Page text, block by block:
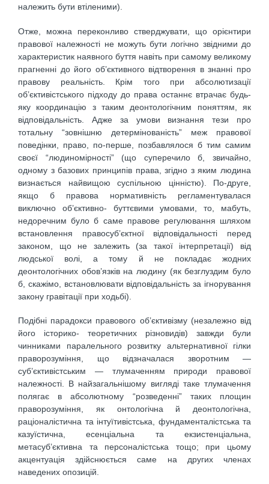
належить бути втіленими).
Отже, можна переконливо стверджувати, що орієнтири
правової належності не можуть бути логічно звідними до
характеристик наявного буття навіть при самому великому
прагненні до його об’єктивного відтворення в знанні про
правову реальність. Крім того при абсолютизації
об’єктивістського підходу до права останнє втрачає будь-
яку координацію з таким деонтологічним поняттям, як
відповідальність. Адже за умови визнання тези про
тотальну “зовнішню детермінованість” меж правової
поведінки, право, по-перше, позбавлялося б тим самим
своєї “людиномірності” (що суперечило б, звичайно,
одному з базових принципів права, згідно з яким людина
визнається найвищою суспільною цінністю). По-друге,
якщо б правова нормативність регламентувалася
виключно об’єктивно- буттєвими умовами, то, мабуть,
недоречним було б саме правове регулювання шляхом
встановлення правосуб’єктної відповідальності перед
законом, що не залежить (за такої інтерпретації) від
людської волі, а тому й не покладає жодних
деонтологічних обов’язків на людину (як безглуздим було
б, скажімо, встановлювати відповідальність за ігнорування
закону гравітації при ходьбі).
Подібні парадокси правового об’єктивізму (незалежно від
його історико- теоретичних різновидів) завжди були
чинниками паралельного розвитку альтернативної гілки
праворозуміння, що відзначалася зворотним —
суб’єктивістським — тлумаченням природи правової
належності. В найзагальнішому вигляді таке тлумачення
полягає в абсолютному “розведенні” таких площин
праворозуміння, як онтологічна й деонтологічна,
раціоналістична та інтуїтивістська, фундаменталістська та
казуїстична, есенціальна та екзистенціальна,
метасуб’єктивна та персоналістська тощо; при цьому
акцентуація здійснюється саме на других членах
наведених опозицій.